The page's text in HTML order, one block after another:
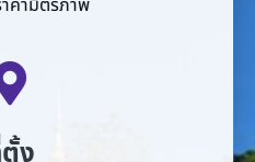
ที่ตั้ง
ลาดสวาย อำเภอลำลูกกา